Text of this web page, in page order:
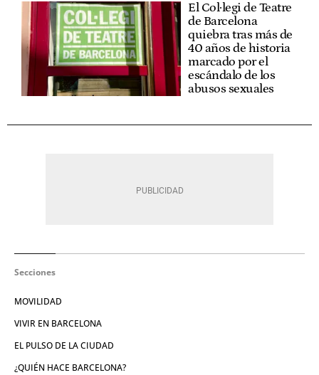
El Col·legi de Teatre
de Barcelona
quiebra tras más de
40 años de historia
marcado por el
escándalo de los
abusos sexuales
Secciones
MOVILIDAD
VIVIR EN BARCELONA
EL PULSO DE LA CIUDAD
¿QUIÉN HACE BARCELONA?